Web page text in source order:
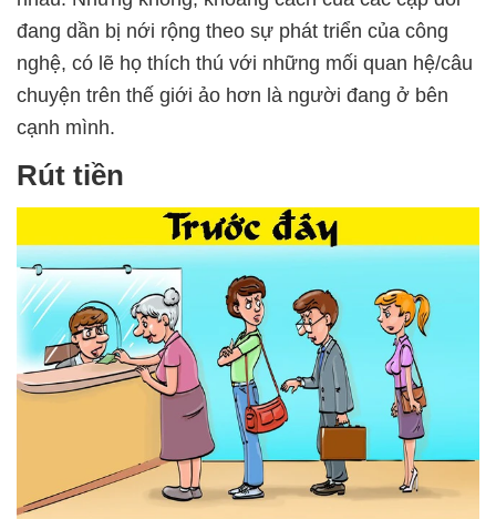
đang dần bị nới rộng theo sự phát triển của công
nghệ, có lẽ họ thích thú với những mối quan hệ/câu
chuyện trên thế giới ảo hơn là người đang ở bên
cạnh mình.
Rút tiền